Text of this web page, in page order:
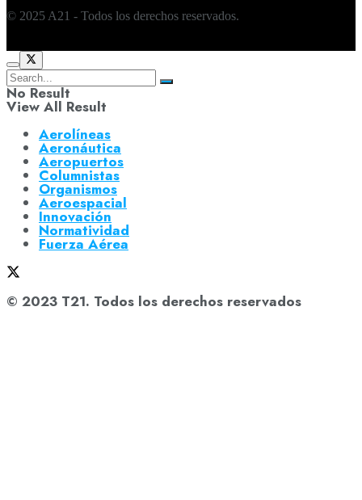
© 2025 A21 - Todos los derechos reservados.
No Result
View All Result
Aerolíneas
Aeronáutica
Aeropuertos
Columnistas
Organismos
Aeroespacial
Innovación
Normatividad
Fuerza Aérea
© 2023 T21. Todos los derechos reservados